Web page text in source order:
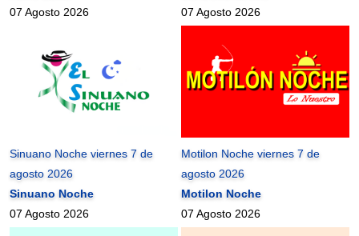
07 Agosto 2026
07 Agosto 2026
Sinuano Noche viernes 7 de
agosto 2026
Sinuano Noche
07 Agosto 2026
Motilon Noche viernes 7 de
agosto 2026
Motilon Noche
07 Agosto 2026